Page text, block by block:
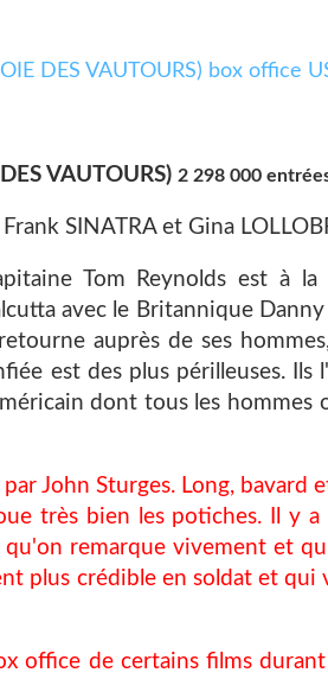
VAUTOURS) 2 298 000
Frank SINATRA et Gina
Tom Reynolds est à
avec le Britannique
auprès de ses
est des plus périlleuses.
dont tous les hommes
John Sturges. Long, bavard
très bien les potiches. Il y
remarque vivement et
plus crédible en soldat et
office de certains films